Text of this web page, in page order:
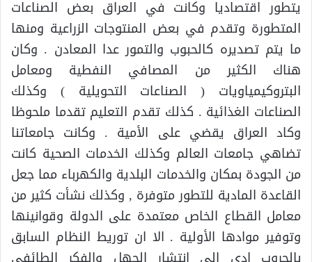
يتطور اقتصاديا وكانت في العراق بعض الصناعات
المتطورة وتقدم في بعض المنتوجات الزراعية ومنها
ما يتم تصديره كالحبوب والتمور عدا المعادن . وكان
هناك الكثير من المصافي النفطية ومعامل
البتروكيمياويات ( الصناعات التحويلية ) وكذلك
الصناعات الغذائية . كذلك تقدم التعليم تقدما ملحوظا
وكاد العراق يقضي على الأمية . وكانت جامعاتنا
تضاهي جامعات العالم وكذلك الخدمات الصحية كانت
من الجودة بمكان والخدمات البلدية والكهرباء مما جعل
القاعدة المادية للتطور متوفرة , وكذلك نشأت كثير من
معامل القطاع الخاص معتمدة على الدولة وقوانينها
وتوفير موادها الأولية . الا ان توريط النظام السابق